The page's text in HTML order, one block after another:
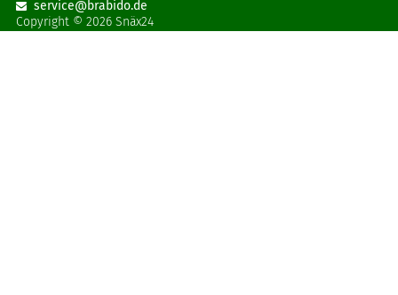
service@brabido.de
Copyright © 2026 Snäx24